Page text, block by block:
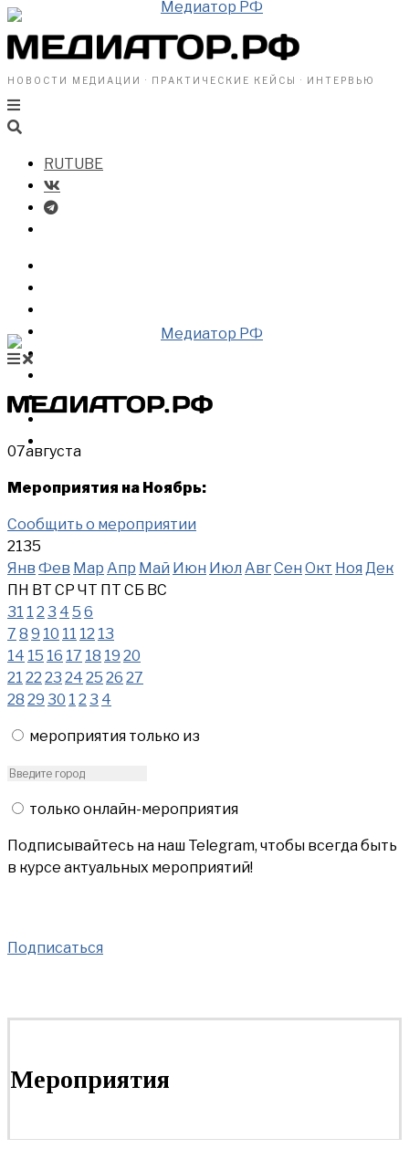
НОВОСТИ МЕДИАЦИИ · ПРАКТИЧЕСКИЕ КЕЙСЫ · ИНТЕРВЬЮ
RUTUBE
ВИДЕО
07августа
Мероприятия на Ноябрь:
Сообщить о мероприятии
2135
Янв Фев Мар Апр Май Июн Июл АвгСен Окт Ноя Дек
ПН ВТ СР ЧТ ПТ СБ ВС
31 1 2 3 4 5 6
7 8 9 10 11 12 13
14 15 16 17 18 19 20
21 22 23 24 25 26 27
28 29 30 1 2 3 4
мероприятия только из
только онлайн-мероприятия
Подписывайтесь на наш Telegram, чтобы всегда быть
в курсе актуальных мероприятий!
Подписаться
Мероприятия